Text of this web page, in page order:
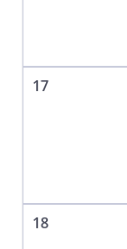
17
18